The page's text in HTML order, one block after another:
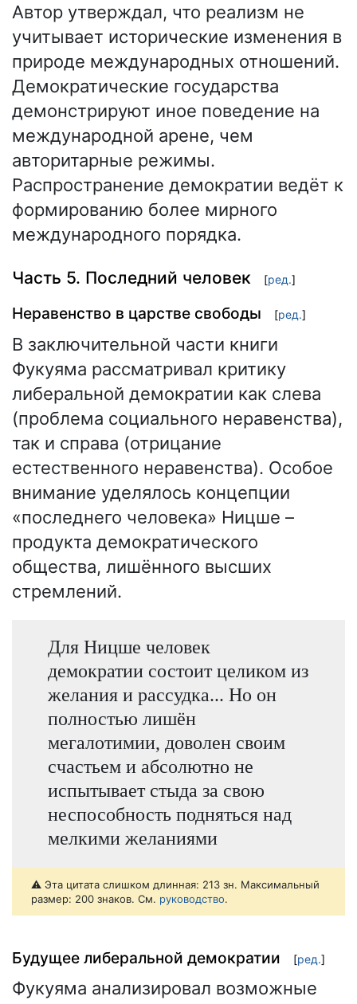
Автор утверждал, что реализм не
учитывает исторические изменения в
природе международных отношений.
Демократические государства
демонстрируют иное поведение на
международной арене, чем
авторитарные режимы.
Распространение демократии ведёт к
формированию более мирного
международного порядка.
Часть 5. Последний человек [ред.]
Неравенство в царстве свободы [ред.]
В заключительной части книги
Фукуяма рассматривал критику
либеральной демократии как слева
(проблема социального неравенства),
так и справа (отрицание
естественного неравенства). Особое
внимание уделялось концепции
«последнего человека» Ницше –
продукта демократического
общества, лишённого высших
стремлений.
Для Ницше человек
демократии состоит целиком из
желания и рассудка... Но он
полностью лишён
мегалотимии, доволен своим
счастьем и абсолютно не
испытывает стыда за свою
неспособность подняться над
мелкими желаниями
⚠️ Эта цитата слишком длинная: 213 зн. Максимальный
размер: 200 знаков. См. руководство.
Будущее либеральной демократии [ред.]
Фукуяма анализировал возможные